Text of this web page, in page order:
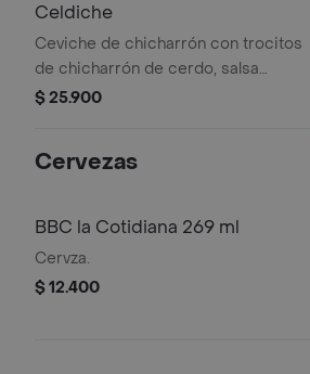
Celdiche
Ceviche de chicharrón con trocitos
de chicharrón de cerdo, salsa
acevichada cebolla, pimentón, mango,
$ 25.900
Cervezas
BBC la Cotidiana 269 ml
Cervza.
$ 12.400